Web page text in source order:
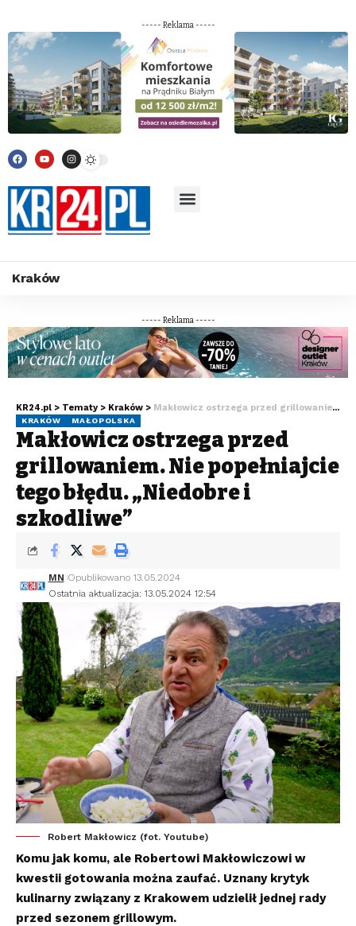
----- Reklama -----
Kraków
----- Reklama -----
KR24.pl > Tematy > Kraków > Makłowicz ostrzega przed grillowaniem. Nie popełniajcie tego błędu. „Niedobre i szkodliwe”
KRAKÓW MAŁOPOLSKA
Makłowicz ostrzega przed
grillowaniem. Nie popełniajcie
tego błędu. „Niedobre i
szkodliwe”
Ostatnia aktualizacja: 13.05.2024 12:54
MN Opublikowano 13.05.2024
Robert Makłowicz (fot. Youtube)
Komu jak komu, ale Robertowi Makłowiczowi w
kwestii gotowania można zaufać. Uznany krytyk
kulinarny związany z Krakowem udzielił jednej rady
przed sezonem grillowym.